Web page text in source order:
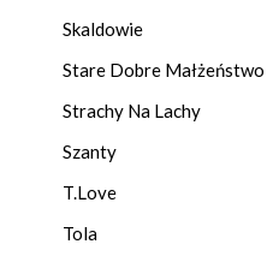
Skaldowie
Stare Dobre Małżeństwo
Strachy Na Lachy
Szanty
T.Love
Tola